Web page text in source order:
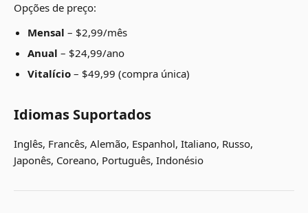
Opções de preço:
Mensal – $2,99/mês
Anual – $24,99/ano
Vitalício – $49,99 (compra única)
Idiomas Suportados
Inglês, Francês, Alemão, Espanhol, Italiano, Russo,
Japonês, Coreano, Português, Indonésio